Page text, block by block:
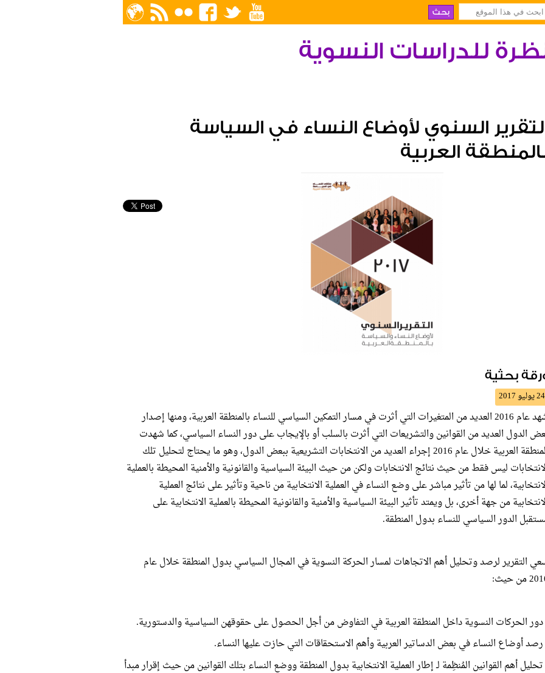
للدراسات النسوية
السنوي لأوضاع النساء في السياسة
العربية
بحثية
24 يوليو 2017
شهد عام 2016 العديد من المتغيرات التي أثرت في مسار التمكين السياسي للنساء بالمنطقة العربية، ومنها إصدار
الدول العديد من القوانين والتشريعات التي أثرت بالسلب أو بالإيجاب على دور النساء السياسي، كما شهدت
المنطقة العربية خلال عام 2016 إجراء العديد من الانتخابات التشريعية ببعض الدول، وهو ما يحتاج لتحليل تلك
ليس فقط من حيث نتائج الانتخابات ولكن من حيث البيئة السياسية والقانونية والأمنية المحيطة بالعملية
لما لها من تأثير مباشر على وضع النساء في العملية الانتخابية من ناحية وتأثير على نتائج العملية
من جهة أخرى، بل ويمتد تأثير البيئة السياسية والأمنية والقانونية المحيطة بالعملية الانتخابية على
الدور السياسي للنساء بدول المنطقة.
التقرير لرصد وتحليل أهم الاتجاهات لمسار الحركة النسوية في المجال السياسي بدول المنطقة خلال عام
من حيث:
الحركات النسوية داخل المنطقة العربية في التفاوض من أجل الحصول على حقوقهن السياسية والدستورية.
أوضاع النساء في بعض الدساتير العربية وأهم الاستحقاقات التي حازت عليها النساء.
أهم القوانين المُنظِمة لـ إطار العملية الانتخابية بدول المنطقة ووضع النساء بتلك القوانين من حيث إقرار مبدأ